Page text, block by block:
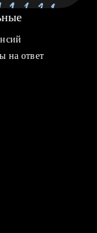
на ответ